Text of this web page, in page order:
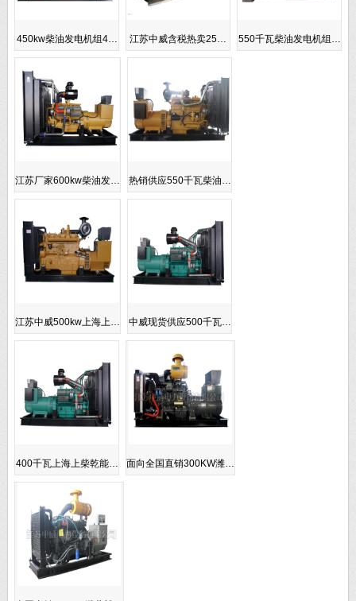
450kw柴油发电机组4… 江苏中威含税热卖25… 550千瓦柴油发电机组…
江苏厂家600kw柴油发… 热销供应550千瓦柴油…
江苏中威500kw上海上… 中威现货供应500千瓦…
400千瓦上海上柴乾能… 面向全国直销300KW潍…